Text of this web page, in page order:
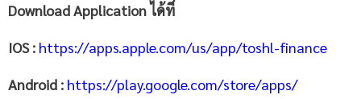
Download Application ได้ที่
IOS : https://apps.apple.com/us/app/toshl-finance
Android : https://play.google.com/store/apps/